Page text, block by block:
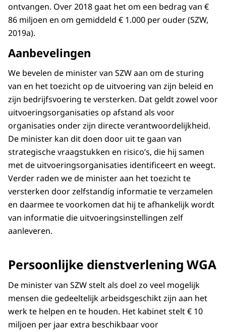
ontvangen. Over 2018 gaat het om een bedrag van €
86 miljoen en om gemiddeld € 1.000 per ouder (SZW,
2019a).
Aanbevelingen
We bevelen de minister van SZW aan om de sturing
van en het toezicht op de uitvoering van zijn beleid en
zijn bedrijfsvoering te versterken. Dat geldt zowel voor
uitvoeringsorganisaties op afstand als voor
organisaties onder zijn directe verantwoordelijkheid.
De minister kan dit doen door uit te gaan van
strategische vraagstukken en risico’s, die hij samen
met de uitvoeringsorganisaties identificeert en weegt.
Verder raden we de minister aan het toezicht te
versterken door zelfstandig informatie te verzamelen
en daarmee te voorkomen dat hij te afhankelijk wordt
van informatie die uitvoeringsinstellingen zelf
aanleveren.
Persoonlijke dienstverlening WGA
De minister van SZW stelt als doel zo veel mogelijk
mensen die gedeeltelijk arbeidsgeschikt zijn aan het
werk te helpen en te houden. Het kabinet stelt € 10
miljoen per jaar extra beschikbaar voor